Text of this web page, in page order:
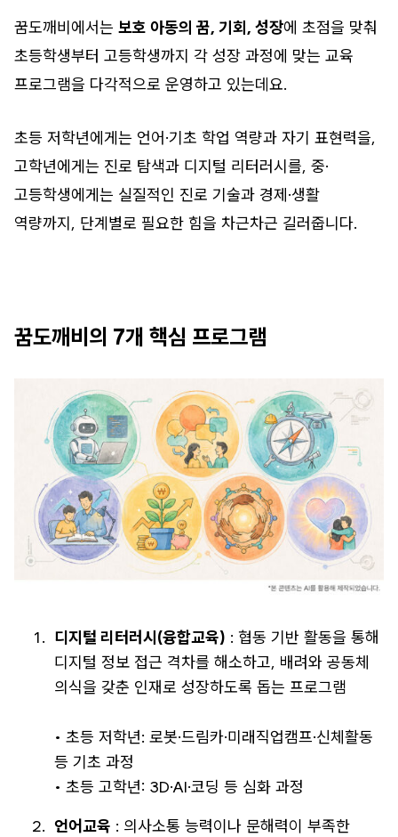
꿈도깨비에서는 보호 아동의 꿈, 기회, 성장에 초점을 맞춰
초등학생부터 고등학생까지 각 성장 과정에 맞는 교육
프로그램을 다각적으로 운영하고 있는데요.
초등 저학년에게는 언어·기초 학업 역량과 자기 표현력을,
고학년에게는 진로 탐색과 디지털 리터러시를, 중·
고등학생에게는 실질적인 진로 기술과 경제·생활
역량까지, 단계별로 필요한 힘을 차근차근 길러줍니다.
꿈도깨비의 7개 핵심 프로그램
디지털 리터러시(융합교육) : 협동 기반 활동을 통해
디지털 정보 접근 격차를 해소하고, 배려와 공동체
의식을 갖춘 인재로 성장하도록 돕는 프로그램
• 초등 저학년: 로봇·드림카·미래직업캠프·신체활동
등 기초 과정
• 초등 고학년: 3D·AI·코딩 등 심화 과정
언어교육 : 의사소통 능력이나 문해력이 부족한